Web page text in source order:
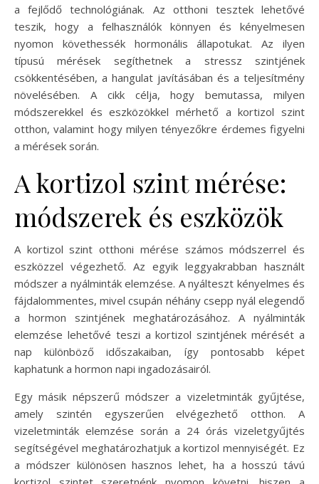
a fejlődő technológiának. Az otthoni tesztek lehetővé
teszik, hogy a felhasználók könnyen és kényelmesen
nyomon követhessék hormonális állapotukat. Az ilyen
típusú mérések segíthetnek a stressz szintjének
csökkentésében, a hangulat javításában és a teljesítmény
növelésében. A cikk célja, hogy bemutassa, milyen
módszerekkel és eszközökkel mérhető a kortizol szint
otthon, valamint hogy milyen tényezőkre érdemes figyelni
a mérések során.
A kortizol szint mérése:
módszerek és eszközök
A kortizol szint otthoni mérése számos módszerrel és
eszközzel végezhető. Az egyik leggyakrabban használt
módszer a nyálminták elemzése. A nyálteszt kényelmes és
fájdalommentes, mivel csupán néhány csepp nyál elegendő
a hormon szintjének meghatározásához. A nyálminták
elemzése lehetővé teszi a kortizol szintjének mérését a
nap különböző időszakaiban, így pontosabb képet
kaphatunk a hormon napi ingadozásairól.
Egy másik népszerű módszer a vizeletminták gyűjtése,
amely szintén egyszerűen elvégezhető otthon. A
vizeletminták elemzése során a 24 órás vizeletgyűjtés
segítségével meghatározhatjuk a kortizol mennyiségét. Ez
a módszer különösen hasznos lehet, ha a hosszú távú